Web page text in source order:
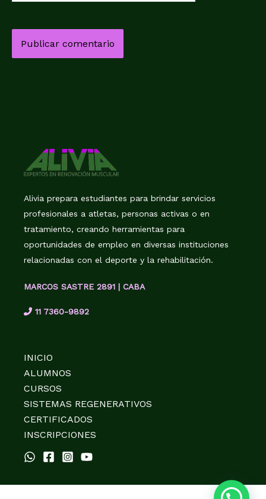
Alivia prepara estudiantes para brindar servicios
profesionales a atletas, personas activas o en
tratamiento, creando herramientas para
oportunidades de empleo en diversas instituciones
relacionadas con el deporte y la rehabilitación.
MARCOS SASTRE 2891 | CABA
11 7360-9892
INICIO
ALUMNOS
CURSOS
SISTEMAS REGENERATIVOS
CERTIFICADOS
INSCRIPCIONES